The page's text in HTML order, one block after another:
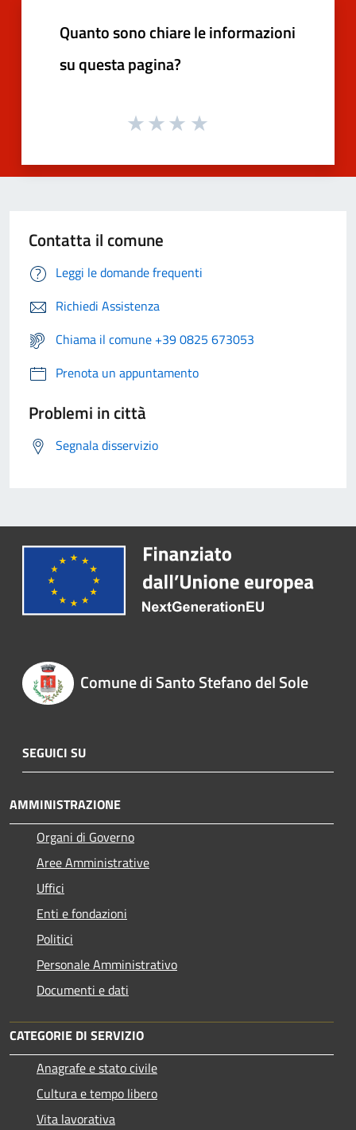
Quanto sono chiare le informazioni
su questa pagina?
Contatta il comune
Leggi le domande frequenti
Richiedi Assistenza
Chiama il comune +39 0825 673053
Prenota un appuntamento
Problemi in città
Segnala disservizio
Comune di Santo Stefano del Sole
SEGUICI SU
AMMINISTRAZIONE
Organi di Governo
Aree Amministrative
Uffici
Enti e fondazioni
Politici
Personale Amministrativo
Documenti e dati
CATEGORIE DI SERVIZIO
Anagrafe e stato civile
Cultura e tempo libero
Vita lavorativa